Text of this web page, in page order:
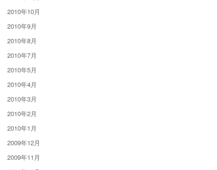
2010年10月
2010年9月
2010年8月
2010年7月
2010年5月
2010年4月
2010年3月
2010年2月
2010年1月
2009年12月
2009年11月